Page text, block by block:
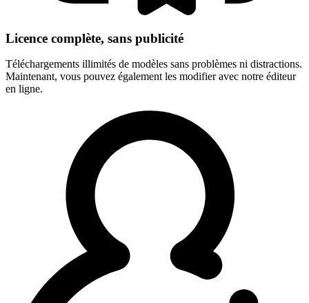
Licence complète, sans publicité
Téléchargements illimités de modèles sans problèmes ni distractions.
Maintenant, vous pouvez également les modifier avec notre éditeur
en ligne.